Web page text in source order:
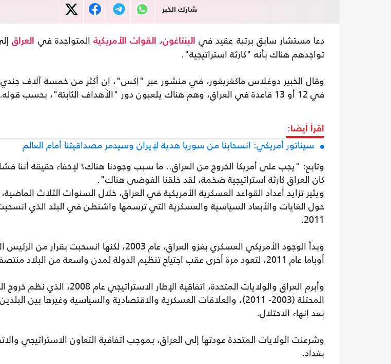
شارك الخبر
دعا مستشار سابق برتبة عقيد في البنتاغون، القوات الأمريكية المتواجدة في العراق
تواجدهم هناك بأنه "كارثة استراتيجية".
وقال الخبير دوغلاس ماكغريغور، في منشور عبر "إكس"، إن أكثر من خمسة آلاف
في 12 أو 13 قاعدة في العراق، وهم هناك يلعبون دور "الأهداف الثابتة"، بحسب قوله.
اقرأ أيضا:
سيناتور أمريكي: انسحابنا من سوريا هدية لإيران وسيدمر مصداقيتنا أمام العالم
وتابع: "يجب على أمريكا الخروج من العراق.. ما سبب وجودنا هناك؟ لإخفاء حقيقة أننا
كان العراق كارثة استراتيجية ضخمة، لقد خلقنا الفوضى هناك".
ويثير تزايد أعداد القواعد العسكرية الأمريكية في العراق، خلال السنوات الثلاث
حول الغايات والأبعاد السياسية والعسكرية التي ترسمها واشنطن في البلد الذي
2011.
وبدأ الوجود الأمريكي العسكري بغزو العراق، عام 2003، لكنها انسحبت
أوباما عام 2011، لتعود مرة أخرى عقب اجتياح تنظيم الدولة لمدن واسعة من البلاد منتصف عام 2014.
وأبرم العراق والولايات المتحدة، اتفاقية الإطار
المحتلة (2003- 2011)، والعلاقات العسكرية والاقتصادية والسياسية وغيرها بين
بعد إنهاء الاحتلال.
وشرعنت الولايات المتحدة عودتها إلى العراق، بموجب اتفاقية التعاون الاستراتيجي
بغداد.